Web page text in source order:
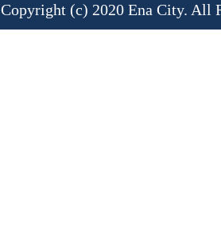
Copyright (c) 2020 Ena City. All